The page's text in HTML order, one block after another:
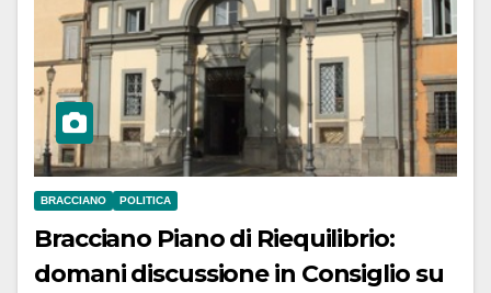
BRACCIANO POLITICA
Bracciano Piano di Riequilibrio:
domani discussione in Consiglio su